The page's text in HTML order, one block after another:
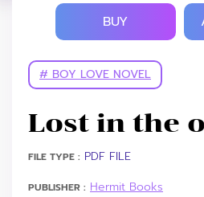
BUY
# BOY LOVE NOVEL
Lost in the
FILE TYPE : PDF FILE
PUBLISHER : Hermit Books